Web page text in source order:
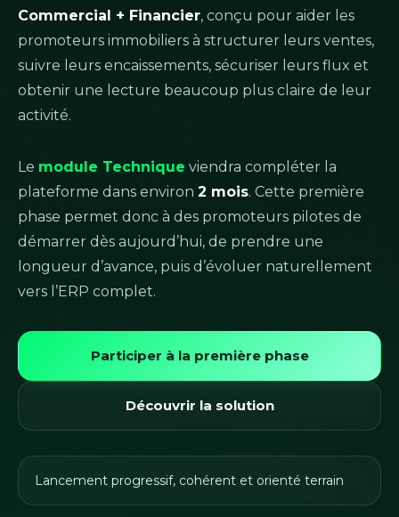
Commercial + Financier, conçu pour aider les
promoteurs immobiliers à structurer leurs ventes,
suivre leurs encaissements, sécuriser leurs flux et
obtenir une lecture beaucoup plus claire de leur
activité.
Le module Technique viendra compléter la
plateforme dans environ 2 mois. Cette première
phase permet donc à des promoteurs pilotes de
démarrer dès aujourd’hui, de prendre une
longueur d’avance, puis d’évoluer naturellement
vers l’ERP complet.
Participer à la première phase
Découvrir la solution
Lancement progressif, cohérent et orienté terrain